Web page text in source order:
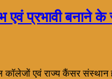
प्रभावी बनाने के
कॉलेजों एवं राज्य कैंसर संस्थान